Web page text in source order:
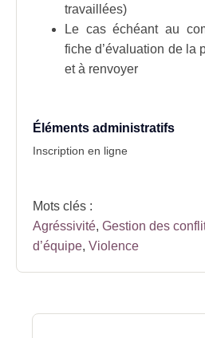
travaillées)
Le cas échéant au
fiche d’évaluation de la
et à renvoyer
Éléments administratifs
Inscription en ligne
Mots clés :
Agréssivité, Gestion des
d’équipe, Violence